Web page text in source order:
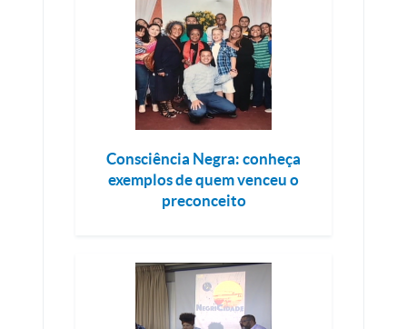
Consciência Negra: conheça
exemplos de quem venceu o
preconceito